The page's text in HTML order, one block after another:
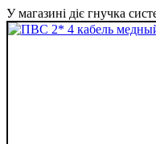
У магазині діє гнучка